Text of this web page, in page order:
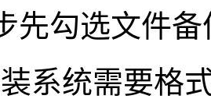
先勾选文件
统需要格式